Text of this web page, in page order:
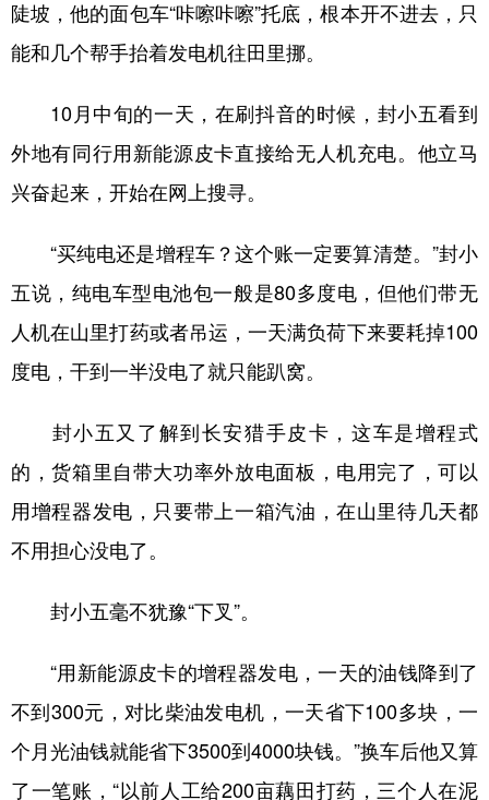
陡坡，他的面包车“咔嚓咔嚓”托底，根本开不进去，只
能和几个帮手抬着发电机往田里挪。
10月中旬的一天，在刷抖音的时候，封小五看到
外地有同行用新能源皮卡直接给无人机充电。他立马
兴奋起来，开始在网上搜寻。
“买纯电还是增程车？这个账一定要算清楚。”封小
五说，纯电车型电池包一般是80多度电，但他们带无
人机在山里打药或者吊运，一天满负荷下来要耗掉100
度电，干到一半没电了就只能趴窝。
封小五又了解到长安猎手皮卡，这车是增程式
的，货箱里自带大功率外放电面板，电用完了，可以
用增程器发电，只要带上一箱汽油，在山里待几天都
不用担心没电了。
封小五毫不犹豫“下叉”。
“用新能源皮卡的增程器发电，一天的油钱降到了
不到300元，对比柴油发电机，一天省下100多块，一
个月光油钱就能省下3500到4000块钱。”换车后他又算
了一笔账，“以前人工给200亩藕田打药，三个人在泥